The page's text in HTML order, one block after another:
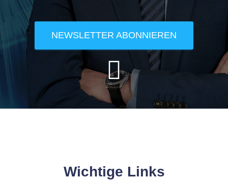
NEWSLETTER ABONNIEREN
Wichtige Links